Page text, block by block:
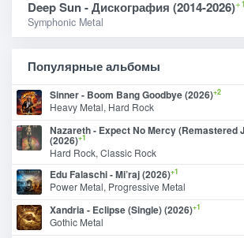
Deep Sun - Дискография (2014-2026)+1
Symphonic Metal
Популярные альбомы
Sinner - Boom Bang Goodbye (2026)+2
Heavy Metal, Hard Rock
Nazareth - Expect No Mercy (Remastered
(2026)+1
Hard Rock, Classic Rock
Edu Falaschi - Mi’raj (2026)+1
Power Metal, Progressive Metal
Xandria - Eclipse (Single) (2026)+1
Gothic Metal